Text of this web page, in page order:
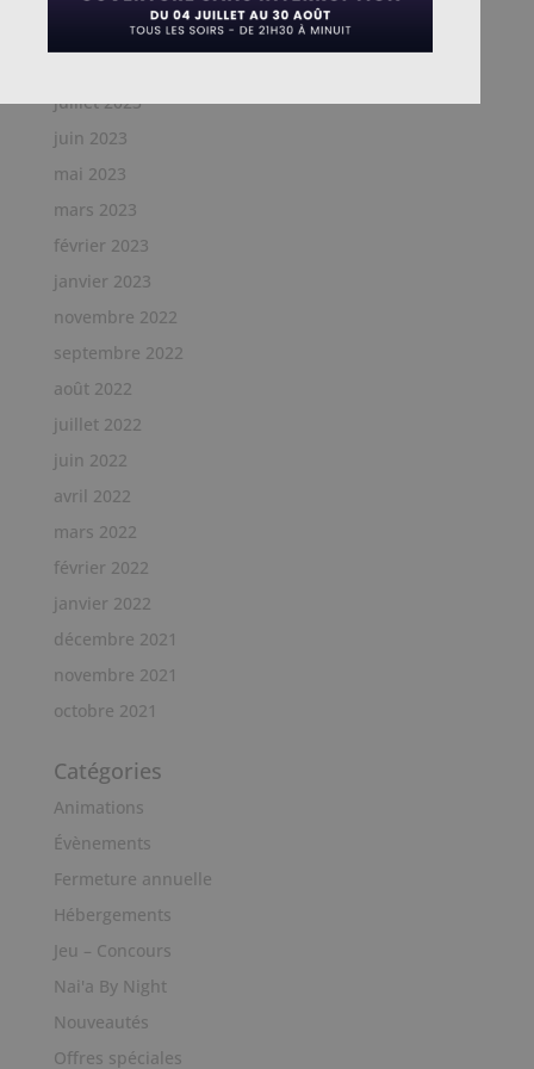
septembre 2023
juillet 2023
juin 2023
mai 2023
mars 2023
février 2023
janvier 2023
novembre 2022
septembre 2022
août 2022
juillet 2022
juin 2022
avril 2022
mars 2022
février 2022
janvier 2022
décembre 2021
novembre 2021
octobre 2021
Catégories
Animations
Évènements
Fermeture annuelle
Hébergements
Jeu – Concours
Nai'a By Night
Nouveautés
Offres spéciales